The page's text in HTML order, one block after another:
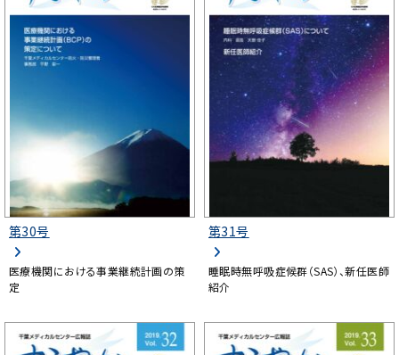
第30号
医療機関における事業継続計画の策
定
第31号
睡眠時無呼吸症候群（SAS）、新任医師
紹介